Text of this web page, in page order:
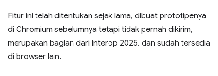
Fitur ini telah ditentukan sejak lama, dibuat prototipenya
di Chromium sebelumnya tetapi tidak pernah dikirim,
merupakan bagian dari Interop 2025, dan sudah tersedia
di browser lain.